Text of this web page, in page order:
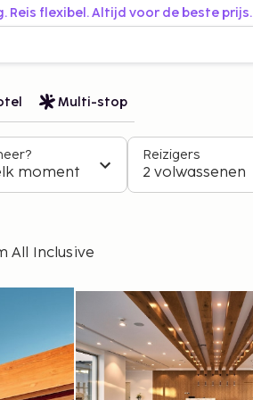
Reis flexibel. Altijd voor de beste prijs.
Multi-stop
moment
Reizigers
2 volwassenen
All Inclusive